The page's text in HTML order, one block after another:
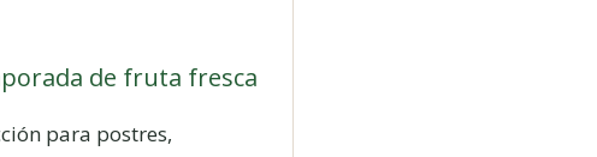
de fruta fresca
para postres,